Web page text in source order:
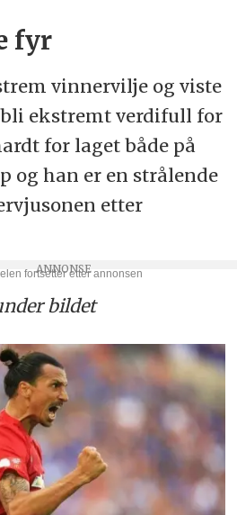
fyr
vinnervilje og viste
ekstremt verdifull for
for laget både på
og han er en strålende
etter
bildet